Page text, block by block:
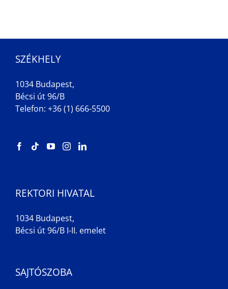
SZÉKHELY
1034 Budapest,
Bécsi út 96/B
Telefon: +36 (1) 666-5500
REKTORI HIVATAL
1034 Budapest,
Bécsi út 96/B I-II. emelet
SAJTÓSZOBA